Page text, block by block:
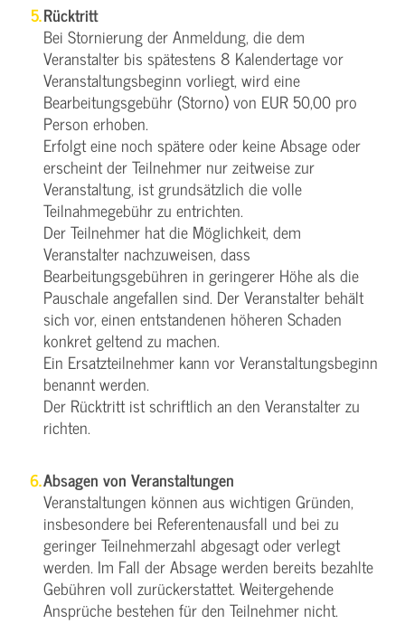
Rücktritt
Bei Stornierung der Anmeldung, die dem
Veranstalter bis spätestens 8 Kalendertage vor
Veranstaltungsbeginn vorliegt, wird eine
Bearbeitungsgebühr (Storno) von EUR 50,00 pro
Person erhoben.
Erfolgt eine noch spätere oder keine Absage oder
erscheint der Teilnehmer nur zeitweise zur
Veranstaltung, ist grundsätzlich die volle
Teilnahmegebühr zu entrichten.
Der Teilnehmer hat die Möglichkeit, dem
Veranstalter nachzuweisen, dass
Bearbeitungsgebühren in geringerer Höhe als die
Pauschale angefallen sind. Der Veranstalter behält
sich vor, einen entstandenen höheren Schaden
konkret geltend zu machen.
Ein Ersatzteilnehmer kann vor Veranstaltungsbeginn
benannt werden.
Der Rücktritt ist schriftlich an den Veranstalter zu
richten.
Absagen von Veranstaltungen
Veranstaltungen können aus wichtigen Gründen,
insbesondere bei Referentenausfall und bei zu
geringer Teilnehmerzahl abgesagt oder verlegt
werden. Im Fall der Absage werden bereits bezahlte
Gebühren voll zurückerstattet. Weitergehende
Ansprüche bestehen für den Teilnehmer nicht.